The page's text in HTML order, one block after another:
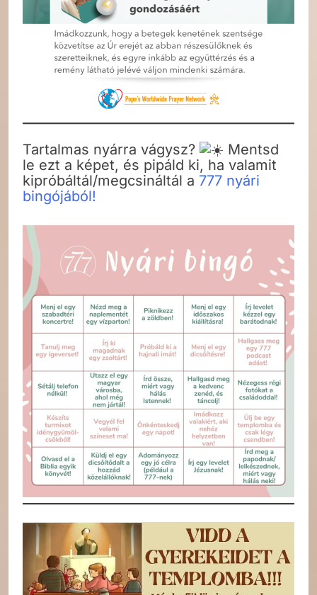
Tartalmas nyárra vágysz?
Mentsd
le ezt a képet, és pipáld ki, ha valamit
kipróbáltál/megcsináltál a 777 nyári
bingójából!